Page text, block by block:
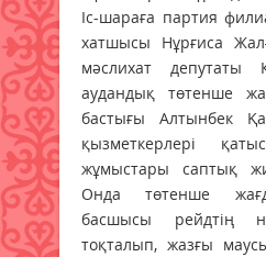
Іс-шараға партия
хатшысы Нұрғиса
мәслихат депутаты
аудандық төтенше
бастығы Алтынбек
қызметкерлері
жұмыстары саптық
Онда төтенше
басшысы рейдтің
тоқталып, жазғы